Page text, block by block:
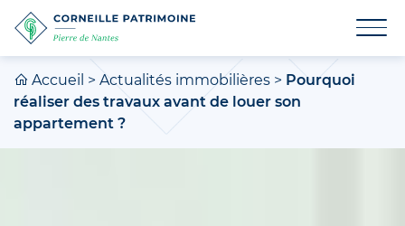
Accueil > Actualités immobilières > Pourquoi
réaliser des travaux avant de louer son
appartement ?